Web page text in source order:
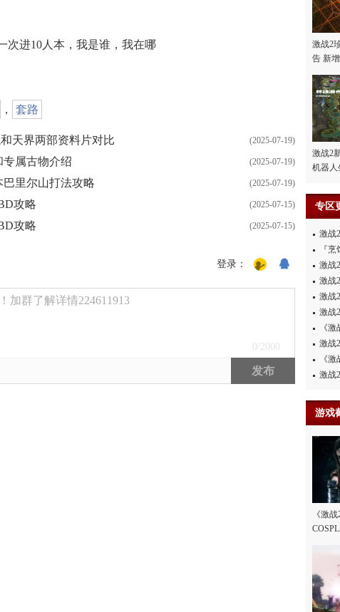
次进10人本，我是谁，我在哪
， 套路
(2025-07-19)
天界两部资料片对比
(2025-07-19)
属古物介绍
(2025-07-19)
里尔山打法攻略
(2025-07-15)
攻略
(2025-07-15)
攻略
登录：
加群了解详情224611913
0 /2000
发布
激战2
告 新
激战2
机器人
专区
『
《
游戏
《激